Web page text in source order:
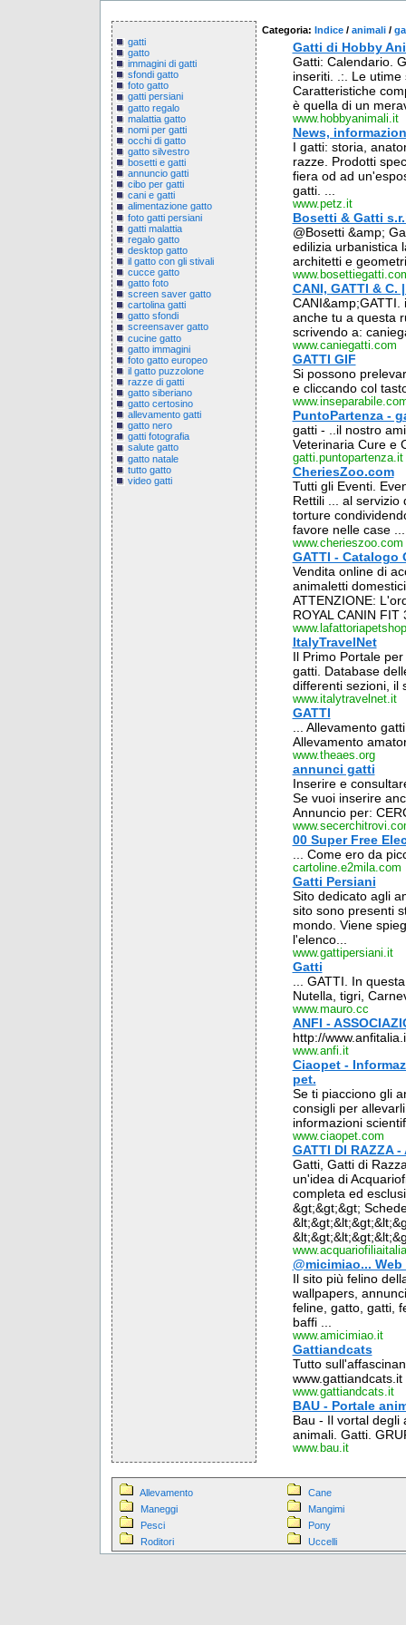
gatti
gatto
immagini di gatti
sfondi gatto
foto gatto
gatti persiani
gatto regalo
malattia gatto
nomi per gatti
occhi di gatto
gatto silvestro
bosetti e gatti
annuncio gatti
cibo per gatti
cani e gatti
alimentazione gatto
foto gatti persiani
gatti malattia
regalo gatto
desktop gatto
il gatto con gli stivali
cucce gatto
gatto foto
screen saver gatto
cartolina gatti
gatto sfondi
screensaver gatto
cucine gatto
gatto immagini
foto gatto europeo
il gatto puzzolone
razze di gatti
gatto siberiano
gatto certosino
allevamento gatti
gatto nero
gatti fotografia
salute gatto
gatto natale
tutto gatto
video gatti
Categoria: Indice / animali /
Gatti di Hobby
Gatti: Calendario.
inseriti. .:. Le utime
Caratteristiche
è quella di un
www.hobbyanimali.it
News,
I gatti: storia,
razze. Prodotti
fiera od ad
gatti. ...
www.petz.it
Bosetti & Gatti
@Bosetti &amp;
edilizia urbanistica
architetti e
CANI, GATTI &
anche tu a questa
scrivendo a:
www.caniegatti.com
GATTI GIF
Si possono
e cliccando col
PuntoPartenza -
gatti - ..il nostro
Veterinaria Cure e
gatti.puntopartenza.it
CheriesZoo.com
Tutti gli Eventi.
Rettili ... al servizio
torture
favore nelle case ...
www.cherieszoo.com
GATTI -
Vendita online di
animaletti
ATTENZIONE:
ROYAL CANIN
ItalyTravelNet
Il Primo Portale
gatti. Database
differenti sezioni, il
www.italytravelnet.it
GATTI
... Allevamento
Allevamento
www.theaes.org
annunci gatti
Inserire e
Se vuoi inserire
Annuncio per:
00 Super Free
... Come ero da
cartoline.e2mila.com
Gatti Persiani
Sito dedicato agli
sito sono presenti
mondo. Viene
l'elenco...
www.gattipersiani.it
Gatti
... GATTI. In
Nutella, tigri,
www.mauro.cc
ANFI -
http://
www.anfi.it
Ciaopet -
pet.
Se ti piacciono gli
consigli per
informazioni
www.ciaopet.com
GATTI DI RAZZA
Gatti, Gatti di
un'idea di
completa ed
&gt;&gt;&gt;
@micimiao...
Il sito più felino
wallpapers,
feline, gatto, gatti,
baffi ...
www.amicimiao.it
Gattiandcats
Tutto
www.gattiandcats.it
www.gattiandcats.it
BAU - Portale
Bau - Il vortal degli
animali. Gatti.
www.bau.it
Allevamento
Cane
Maneggi
Mangimi
Pesci
Pony
Roditori
Uccelli